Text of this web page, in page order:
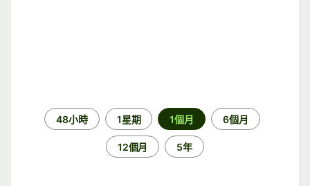
48小時 1星期 1個月 6個月
12個月 5年